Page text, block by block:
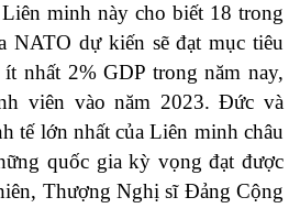
minh này cho biết 18 trong
NATO dự kiến ​​sẽ đạt mục tiêu
nhất 2% GDP trong năm nay,
viên vào năm 2023. Đức và
tế lớn nhất của Liên minh châu
quốc gia kỳ vọng đạt được
Thượng Nghị sĩ Đảng Cộng